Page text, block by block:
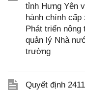
tỉnh Hưng Yên
hành chính
Phát triển nông
quản lý Nhà
trường
Quyết định